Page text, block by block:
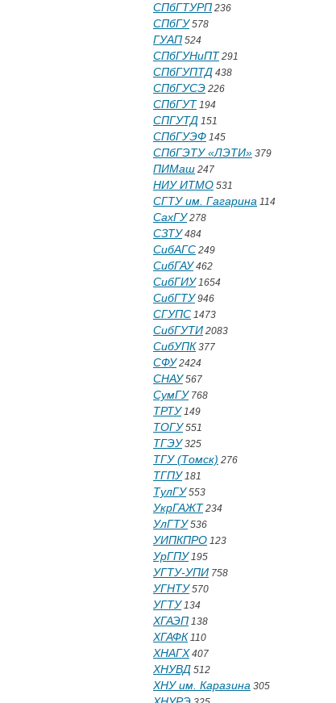
СПбГТУРП 236
СПбГУ578
ГУАП 524
СПбГУНиПТ 291
СПбГУПТД 438
СПбГУСЭ 226
СПбГУТ 194
СПГУТД 151
СПбГУЭФ 145
СПбГЭТУ «ЛЭТИ» 379
ПИМаш 247
НИУ ИТМО 531
СГТУ им. Гагарина 114
СахГУ278
СЗТУ484
СибАГС 249
СибГАУ462
СибГИУ1654
СибГТУ946
СГУПС 1473
СибГУТИ 2083
СибУПК 377
СФУ2424
СНАУ567
СумГУ768
ТРТУ149
ТОГУ551
ТГЭУ325
ТГУ (Томск) 276
ТГПУ181
ТулГУ553
УкрГАЖТ 234
УлГТУ536
УИПКПРО 123
УрГПУ195
УГТУ-УПИ 758
УГНТУ570
УГТУ134
ХГАЭП 138
ХГАФК 110
ХНАГХ 407
ХНУВД 512
ХНУ им. Каразина 305